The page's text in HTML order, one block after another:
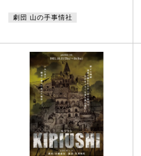
に工事現場用の足場と鉄パイプで
た。いわゆる80年代の小劇場演劇
ブームの中、俳優のパワーみなぎ
る身体と言葉で劇団の作風を確立
した作品。時代の表層の明るさや
疾走感を写しながらもその陰で失
われていくもののさみしさまで見
据えた劇団初期の名作である。
劇団 山の手事情社